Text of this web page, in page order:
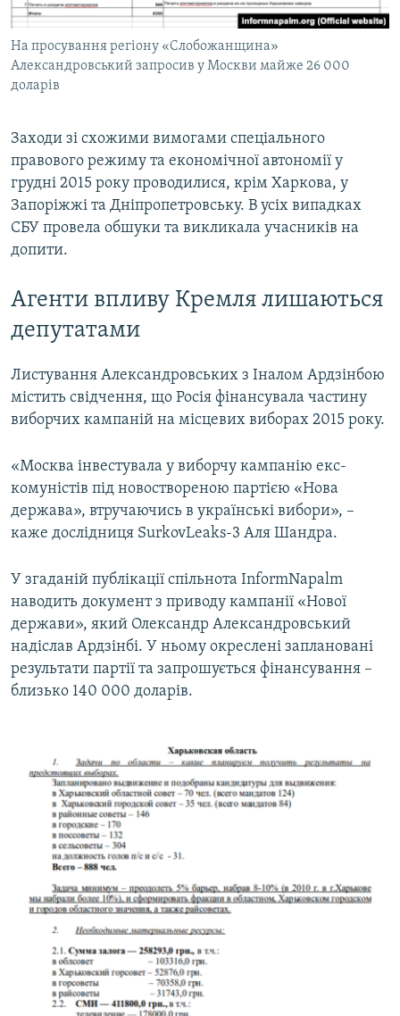
На просування регіону «Слобожанщина»
Александровський запросив у Москви майже 26 000
доларів
Заходи зі схожими вимогами спеціального
правового режиму та економічної автономії у
грудні 2015 року проводилися, крім Харкова, у
Запоріжжі та Дніпропетровську. В усіх випадках
СБУ провела обшуки та викликала учасників на
допити.
Агенти впливу Кремля лишаються
депутатами
Листування Александровських з Іналом Ардзінбою
містить свідчення, що Росія фінансувала частину
виборчих кампаній на місцевих виборах 2015 року.
«Москва інвестувала у виборчу кампанію екс-
комуністів під новоствореною партією «Нова
держава», втручаючись в українські вибори», –
каже дослідниця SurkovLeaks-3 Аля Шандра.
У згаданій публікації спільнота InformNapalm
наводить документ з приводу кампанії «Нової
держави», який Олександр Александровський
надіслав Ардзінбі. У ньому окреслені заплановані
результати партії та запрошується фінансування –
близько 140 000 доларів.